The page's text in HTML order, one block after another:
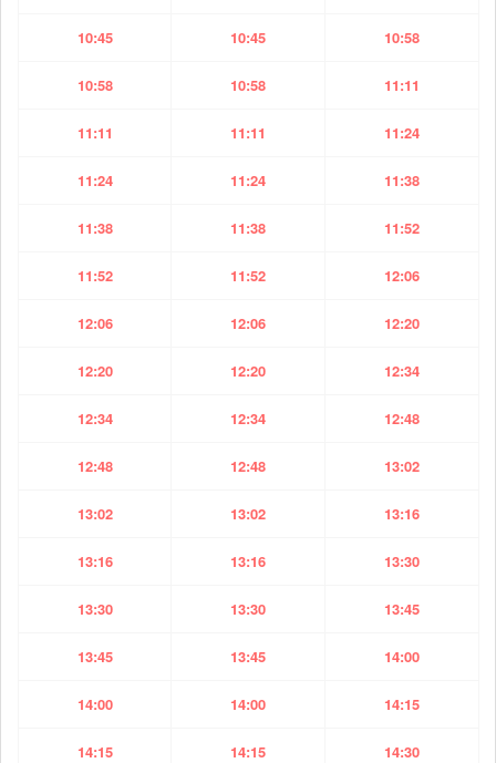
10:45 10:45 10:58
10:58 10:58 11:11
11:11 11:11 11:24
11:24 11:24 11:38
11:38 11:38 11:52
11:52 11:52 12:06
12:06 12:06 12:20
12:20 12:20 12:34
12:34 12:34 12:48
12:48 12:48 13:02
13:02 13:02 13:16
13:16 13:16 13:30
13:30 13:30 13:45
13:45 13:45 14:00
14:00 14:00 14:15
14:15 14:15 14:30